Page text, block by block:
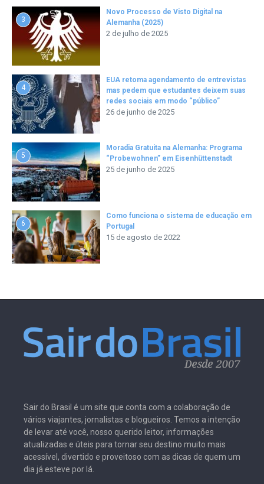
3
Novo Processo de Visto Digital na
Alemanha (2025)
2 de julho de 2025
4
EUA retoma agendamento de entrevistas
mas pedem que estudantes deixem suas
redes sociais em modo “público”
26 de junho de 2025
5
Moradia Gratuita na Alemanha: Programa
“Probewohnen” em Eisenhüttenstadt
25 de junho de 2025
6
Como funciona o sistema de educação em
Portugal
15 de agosto de 2022
Sair do Brasil é um site que conta com a colaboração de
vários viajantes, jornalistas e blogueiros. Temos a intenção
de levar até você, nosso querido leitor, informações
atualizadas e úteis para tornar seu destino muito mais
acessível, divertido e proveitoso com as dicas de quem um
dia já esteve por lá.